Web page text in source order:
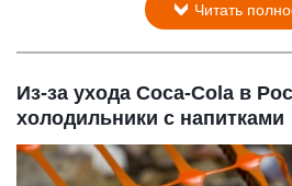
Читать
Из-за ухода Coca-Cola в
холодильники с напитками